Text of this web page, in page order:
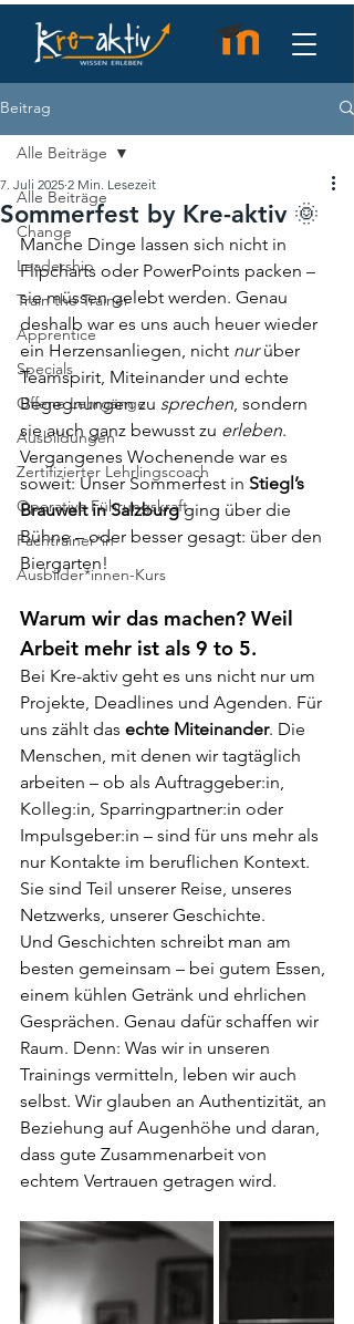
Beitrag
Alle Beiträge
Change
Leadership
Train the Trainer
Apprentice
Specials
Offene Lehrgänge
Ausbildungen
Zertifizierter Lehrlingscoach
Operative Führungskraft
Fachtrainer*in
Ausbilder*innen-Kurs
Alle Beiträge
Sommerfest by Kre-aktiv 🌞
7. Juli 2025 2 Min. Lesezeit
Manche Dinge lassen sich nicht in
Flipcharts oder PowerPoints packen –
sie müssen gelebt werden. Genau
deshalb war es uns auch heuer wieder
ein Herzensanliegen, nicht nur über
Teamspirit, Miteinander und echte
Begegnungen zu sprechen, sondern
sie auch ganz bewusst zu erleben.
Vergangenes Wochenende war es
soweit: Unser Sommerfest in Stiegl’s
Brauwelt in Salzburg ging über die
Bühne – oder besser gesagt: über den
Biergarten!
Warum wir das machen? Weil
Arbeit mehr ist als 9 to 5.
Bei Kre-aktiv geht es uns nicht nur um
Projekte, Deadlines und Agenden. Für
uns zählt das echte Miteinander. Die
Menschen, mit denen wir tagtäglich
arbeiten – ob als Auftraggeber:in,
Kolleg:in, Sparringpartner:in oder
Impulsgeber:in – sind für uns mehr als
nur Kontakte im beruflichen Kontext.
Sie sind Teil unserer Reise, unseres
Netzwerks, unserer Geschichte.
Und Geschichten schreibt man am
besten gemeinsam – bei gutem Essen,
einem kühlen Getränk und ehrlichen
Gesprächen. Genau dafür schaffen wir
Raum. Denn: Was wir in unseren
Trainings vermitteln, leben wir auch
selbst. Wir glauben an Authentizität, an
Beziehung auf Augenhöhe und daran,
dass gute Zusammenarbeit von
echtem Vertrauen getragen wird.